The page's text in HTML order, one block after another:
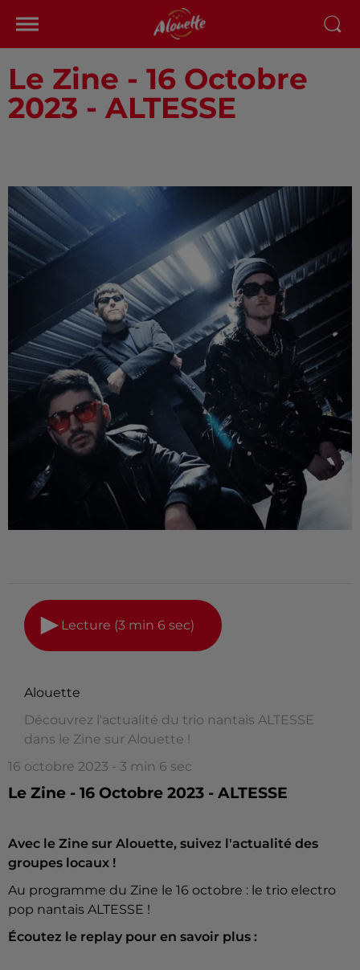
Le Zine - 16 Octobre
2023 - ALTESSE
Lecture (3 min 6 sec)
Alouette
Découvrez l'actualité du trio nantais ALTESSE
dans le Zine sur Alouette !
16 octobre 2023 - 3 min 6 sec
Le Zine - 16 Octobre 2023 - ALTESSE
Avec le Zine sur Alouette, suivez l'actualité des
groupes locaux !
Au programme du Zine le 16 octobre : le trio electro
pop nantais ALTESSE !
Écoutez le replay pour en savoir plus :